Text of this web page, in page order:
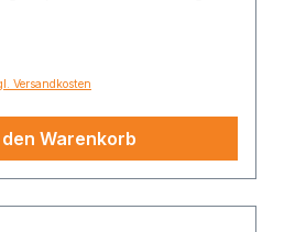
Versandkosten
den Warenkorb